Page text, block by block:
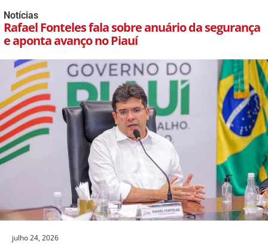
Notícias
Rafael Fonteles fala sobre anuário da segurança
e aponta avanço no Piauí
julho 24, 2026